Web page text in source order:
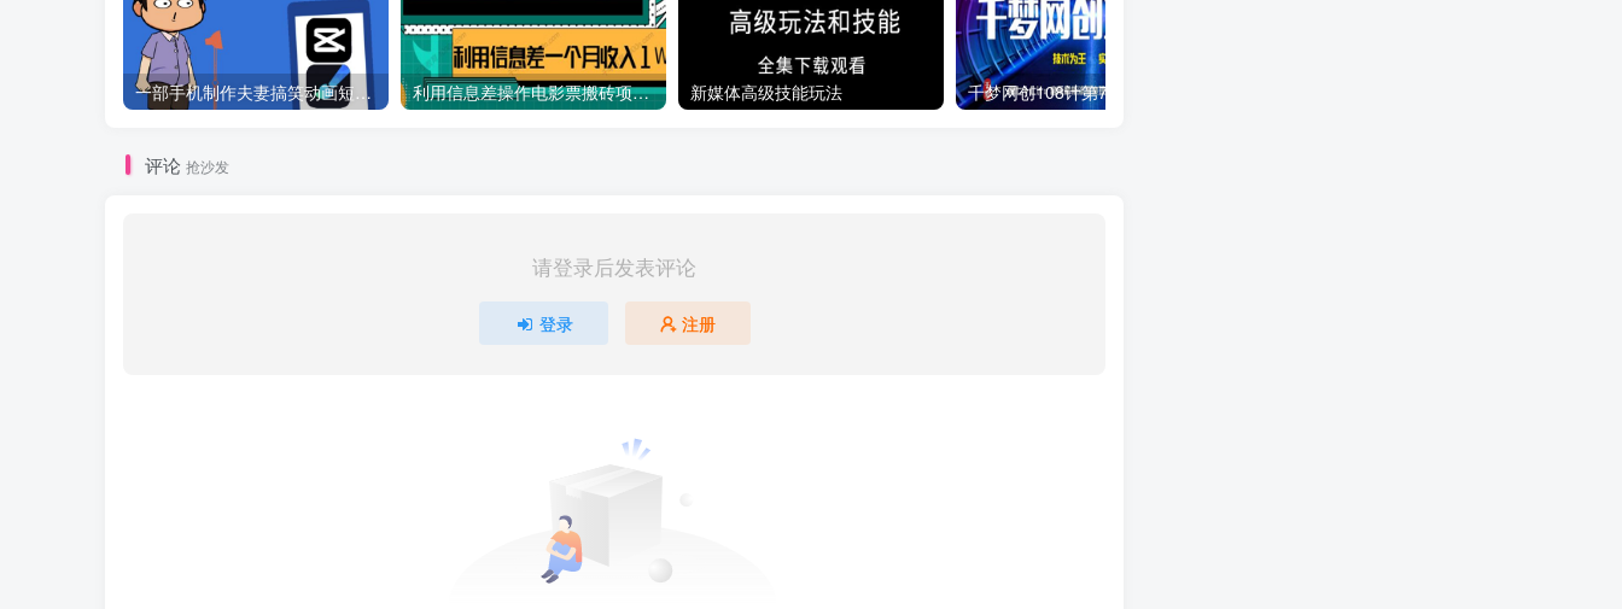
一部手机制作夫妻搞笑动画短视频教程，零基础也能快速上手 利用信息差操作电影票搬砖项目 有流量即可轻松月赚1W+ 新媒体高级技能玩法
评论 抢沙发
请登录后发表评论
登录 注册